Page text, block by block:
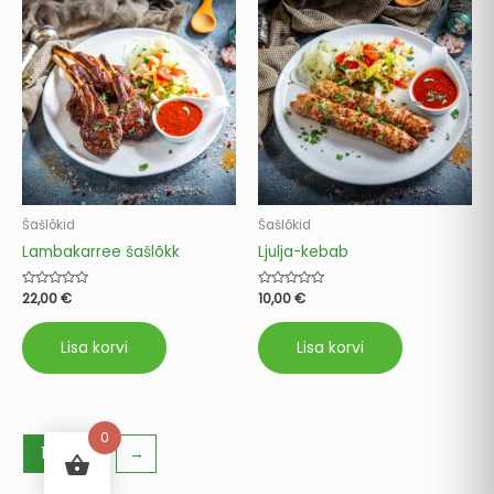
Šašlõkid
Lambakarree šašlõkk
Hinnanguga
0
5
22,00€
Lisa korvi
Šašlõkid
Ljulja-kebab
Hinnanguga
0
5
10,00€
Lisa korvi
1 2 →
0